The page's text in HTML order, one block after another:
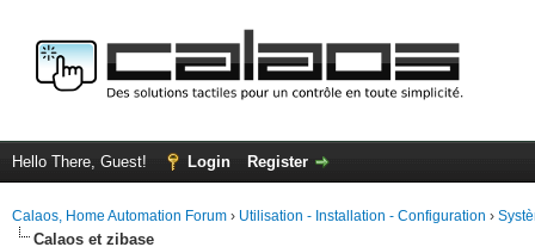
Hello There, Guest! Login Register
Calaos, Home Automation Forum › Utilisation - Installation - Configuration ›
Calaos et zibase